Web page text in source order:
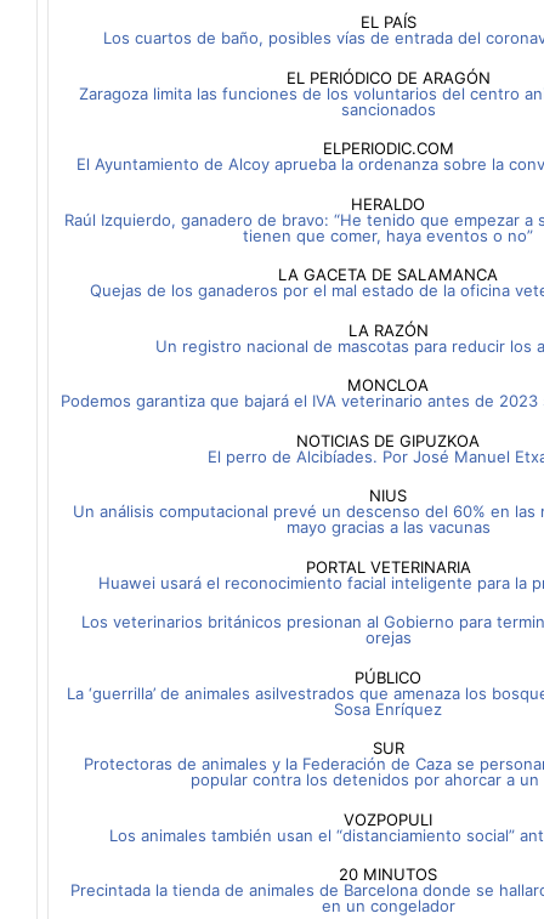
EL PAÍS
Los cuartos de baño, posibles vías de entrada del
EL PERIÓDICO DE ARAGÓN
Zaragoza limita las funciones de los voluntarios del centro
sancionados
ELPERIODIC.COM
El Ayuntamiento de Alcoy aprueba la ordenanza sobre la
HERALDO
Raúl Izquierdo, ganadero de bravo: “He tenido que empezar a
tienen que comer, haya eventos o no”
LA GACETA DE SALAMANCA
Quejas de los ganaderos por el mal estado de la oficina
LA RAZÓN
Un registro nacional de mascotas para reducir los
MONCLOA
Podemos garantiza que bajará el IVA veterinario antes de 2023
NOTICIAS DE GIPUZKOA
El perro de Alcibíades. Por José Manuel
NIUS
Un análisis computacional prevé un descenso del 60% en
mayo gracias a las vacunas
PORTAL VETERINARIA
Huawei usará el reconocimiento facial inteligente para la
Los veterinarios británicos presionan al Gobierno para
orejas
PÚBLICO
La ‘guerrilla’ de animales asilvestrados que amenaza los
Sosa Enríquez
SUR
Protectoras de animales y la Federación de Caza se
popular contra los detenidos por ahorcar a un
VOZPOPULI
Los animales también usan el “distanciamiento social”
20 MINUTOS
Precintada la tienda de animales de Barcelona donde se
en un congelador